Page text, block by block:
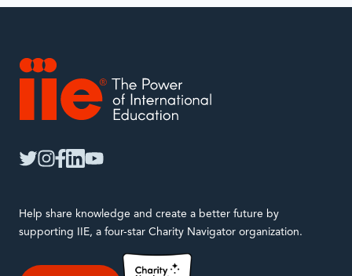
Help share knowledge and create a better future by
supporting IIE, a four-star Charity Navigator organization.